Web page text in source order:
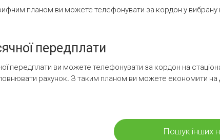
планом ви можете телефонувати за кордон у вибрану
передплати
передплати ви можете телефонувати за кордон на
рахунок. З таким планом ви можете економити на
Пошук інших